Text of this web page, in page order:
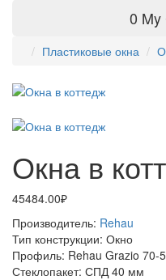
0 My
Пластиковые окна
Окна в
45484.00₽
Производитель: Rehau
Тип конструкции: Окно
Профиль: Rehau Grazio 70-5
Стеклопакет: СПД 40 мм